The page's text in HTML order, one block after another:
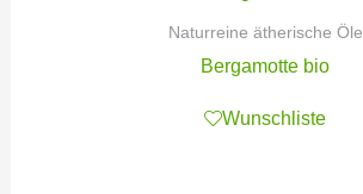
Naturreine ätherische Öle
Bergamotte bio
Wunschliste